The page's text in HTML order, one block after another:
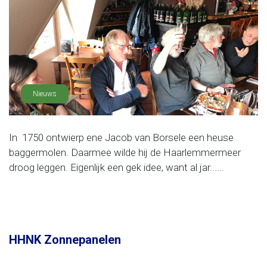
Nieuws
In 1750 ontwierp ene Jacob van Borsele een heuse
baggermolen. Daarmee wilde hij de Haarlemmermeer
droog leggen. Eigenlijk een gek idee, want al jar......
HHNK Zonnepanelen